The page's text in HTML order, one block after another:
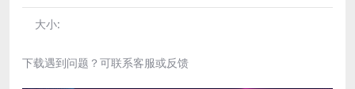
大小:
下载遇到问题？可联系客服或反馈